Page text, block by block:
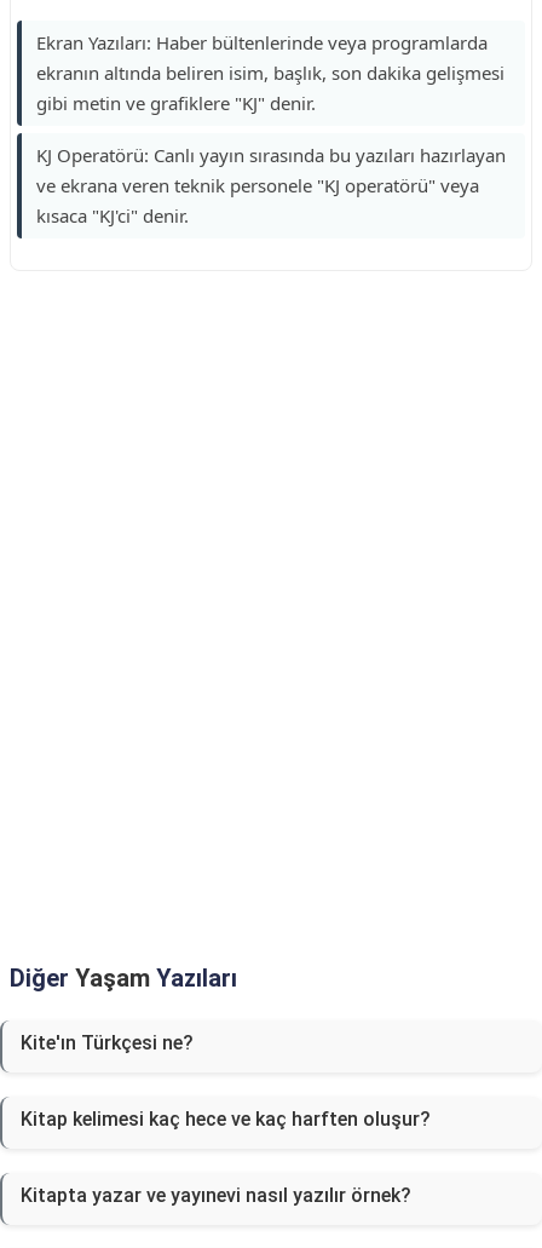
Ekran Yazıları: Haber bültenlerinde veya programlarda
ekranın altında beliren isim, başlık, son dakika gelişmesi
gibi metin ve grafiklere "KJ" denir.
KJ Operatörü: Canlı yayın sırasında bu yazıları hazırlayan
ve ekrana veren teknik personele "KJ operatörü" veya
kısaca "KJ'ci" denir.
Diğer Yaşam Yazıları
Kite'ın Türkçesi ne?
Kitap kelimesi kaç hece ve kaç harften oluşur?
Kitapta yazar ve yayınevi nasıl yazılır örnek?